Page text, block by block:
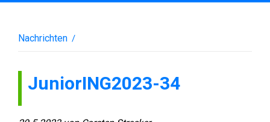
Nachrichten /
JuniorING2023-34